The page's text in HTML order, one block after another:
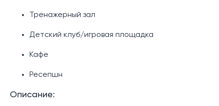
Тренажерный зал
Детский клуб/игровая площадка
Кафе
Ресепшн
Описание: